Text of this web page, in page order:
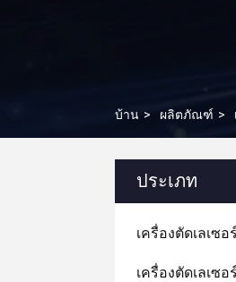
บ้าน > ผลิตภัณฑ์ >
ประเภท
เครื่องตัดเลเซอ
เครื่องตัดเลเซอ